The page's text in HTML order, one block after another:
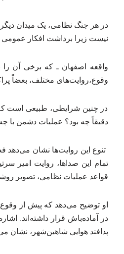
در هر جنگ نظامی، یک میدان دیگر
نیست زیرا برداشت افکار عمومی
واقعه اصفهان ـ که برخی آن
وقوع،روایت‌های مختلف، بعضاً
در چنین شرایطی، طبیعی است
دقیقاً چه بود؟ عملیات دشمن با
تنوع این روایت‌ها نشان می‌دهد
تمام این صداها، روایت امیر
قواعد عملیات نظامی، تصویر
او توضیح می‌دهد که پیش از
پدافند هوایی شاهین‌شهر، نشان